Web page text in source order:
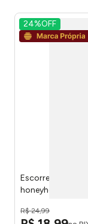
24%OFF
Escorredor
honeyhome
R$ 24,99